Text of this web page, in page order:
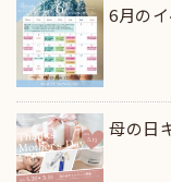
6月の
母の日